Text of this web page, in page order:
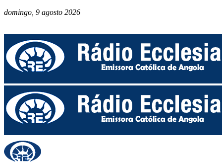
domingo, 9 agosto 2026